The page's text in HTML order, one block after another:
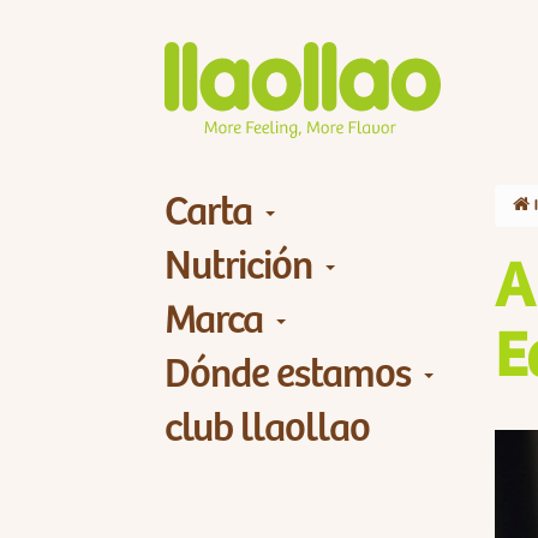
Carta
Nutrición
Marca
Dónde estamos
club llaollao